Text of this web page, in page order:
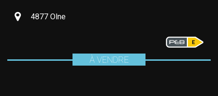
4877 Olne
À VENDRE